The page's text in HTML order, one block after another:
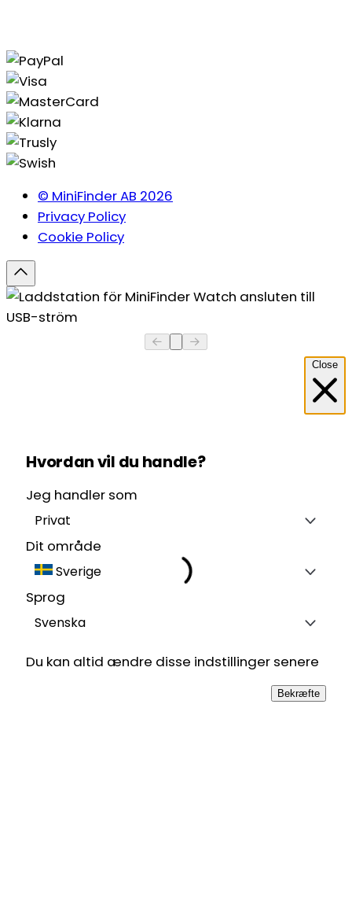
© MiniFinder AB 2026
Privacy Policy
Cookie Policy
Close
Hvordan vil du handle?
Jeg handler som
Privat
Dit område
Sverige
Sprog
Svenska
Du kan altid ændre disse indstillinger senere
Bekræfte